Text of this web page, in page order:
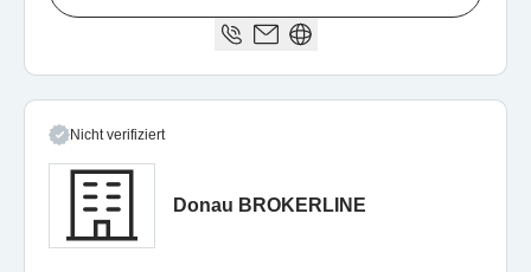
Nicht verifiziert
Donau BROKERLINE